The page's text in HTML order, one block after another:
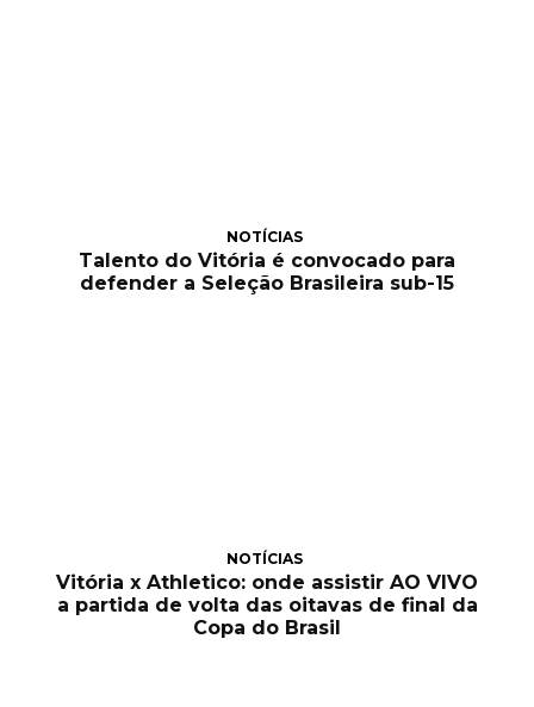
NOTÍCIAS
Talento do Vitória é convocado para
defender a Seleção Brasileira sub-15
NOTÍCIAS
Vitória x Athletico: onde assistir AO VIVO
a partida de volta das oitavas de final da
Copa do Brasil